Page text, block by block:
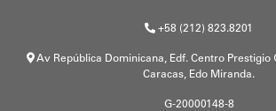
+58 (212) 823.8201
Av República Dominicana, Edf. Centro Prestigio
Caracas, Edo Miranda.
G-20000148-8